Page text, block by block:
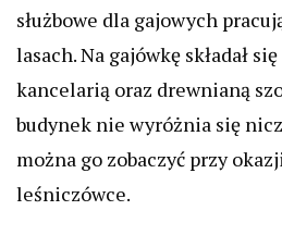
służbowe dla gajowych
lasach. Na gajówkę składał
kancelarią oraz drewnianą
budynek nie wyróżnia się
można go zobaczyć przy
leśniczówce.